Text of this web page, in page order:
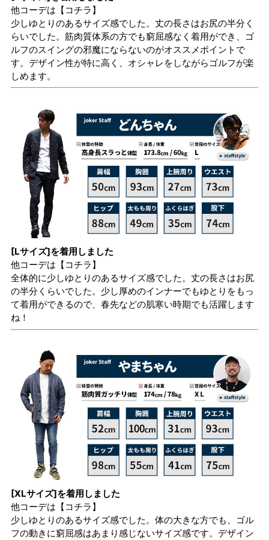
他コーデは 【コチラ】
少しゆとりのあるサイズ感でした。丈の長さはお尻の半分く
らいでした。筋肉質体系の方でも窮屈感なく着用ができ、ゴ
ルフのスイングの邪魔にならないのがオススメポイントで
す。デザイン性が特に高く、オシャレをしながらゴルフが楽
しめます。
[Lサイズ]を着用しました
他コーデは 【コチラ】
全体的に少しゆとりのあるサイズ感でした。丈の長さはお尻
の半分くらいでした。少し厚めのインナーでもゆとりをもっ
て着用ができるので、春先などの肌寒い時期でも活躍します
ね！
[XLサイズ]を着用しました
他コーデは 【コチラ】
少しゆとりのあるサイズ感でした。体の大きな方でも、ゴル
フの動きに窮屈感はあまり感じないサイズ感です。デザイン